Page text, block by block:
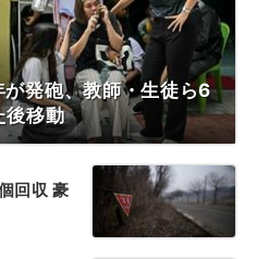
発砲、教師・生徒ら6
後移動
回収 豪